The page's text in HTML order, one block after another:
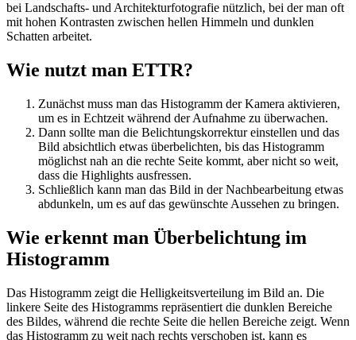
bei Landschafts- und Architekturfotografie nützlich, bei der man oft
mit hohen Kontrasten zwischen hellen Himmeln und dunklen
Schatten arbeitet.
Wie nutzt man ETTR?
Zunächst muss man das Histogramm der Kamera aktivieren,
um es in Echtzeit während der Aufnahme zu überwachen.
Dann sollte man die Belichtungskorrektur einstellen und das
Bild absichtlich etwas überbelichten, bis das Histogramm
möglichst nah an die rechte Seite kommt, aber nicht so weit,
dass die Highlights ausfressen.
Schließlich kann man das Bild in der Nachbearbeitung etwas
abdunkeln, um es auf das gewünschte Aussehen zu bringen.
Wie erkennt man Überbelichtung im
Histogramm
Das Histogramm zeigt die Helligkeitsverteilung im Bild an. Die
linkere Seite des Histogramms repräsentiert die dunklen Bereiche
des Bildes, während die rechte Seite die hellen Bereiche zeigt. Wenn
das Histogramm zu weit nach rechts verschoben ist, kann es